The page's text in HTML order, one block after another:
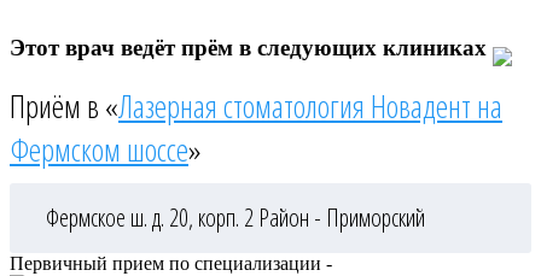
Этот врач ведёт прём в следующих клиниках
Приём в «Лазерная стоматология Новадент на
Фермском шоссе»
Фермское ш. д. 20, корп. 2 Район - Приморский
Первичный прием по специализации -